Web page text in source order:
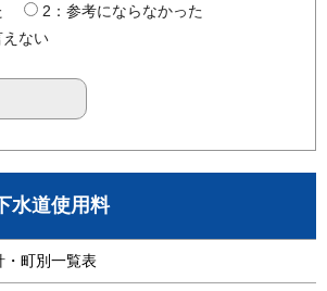
2：参考にならなかった
ない
水道使用料
・町別一覧表